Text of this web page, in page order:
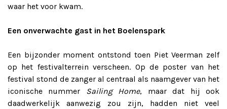
waar het voor kwam.
Een onverwachte gast in het Boelenspark
Een bijzonder moment ontstond toen Piet Veerman zelf
op het festivalterrein verscheen. Op de poster van het
festival stond de zanger al centraal als naamgever van het
iconische nummer Sailing Home, maar dat hij ook
daadwerkelijk aanwezig zou zijn, hadden niet veel